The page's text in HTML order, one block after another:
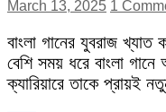
March 13, 2025 1
বাংলা গানের যুবরাজ
বেশি সময় ধরে বাংলা
ক্যারিয়ারে তাকে প্রায়ই